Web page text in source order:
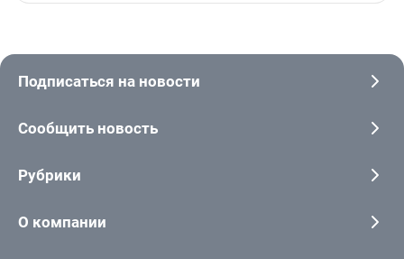
Подписаться на новости
Сообщить новость
Рубрики
О компании